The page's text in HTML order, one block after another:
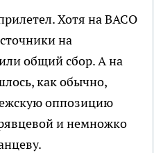
Хотя на ВАСО
на
общий сбор. А на
как обычно,
оппозицию
и немножко